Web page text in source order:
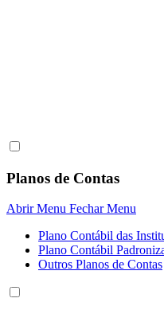
Planos de Contas
Abrir Menu Fechar Menu
Plano Contábil das
Plano Contábil
Outros Planos de Contas